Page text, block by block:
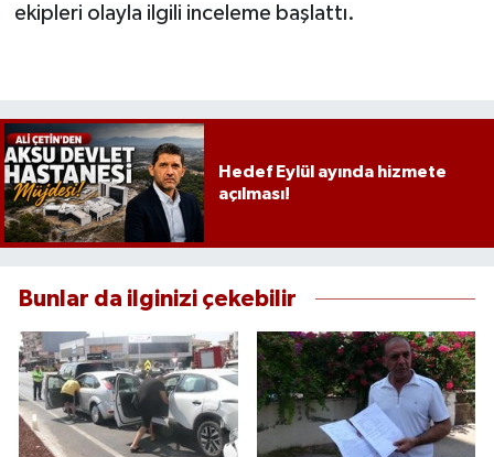
ekipleri olayla ilgili inceleme başlattı.
Hedef Eylül ayında hizmete
açılması!
Bunlar da ilginizi çekebilir